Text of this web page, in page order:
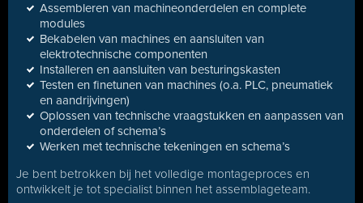
Assembleren van machineonderdelen en complete
modules
Bekabelen van machines en aansluiten van
elektrotechnische componenten
Installeren en aansluiten van besturingskasten
Testen en finetunen van machines (o.a. PLC, pneumatiek
en aandrijvingen)
Oplossen van technische vraagstukken en aanpassen van
onderdelen of schema’s
Werken met technische tekeningen en schema’s
Je bent betrokken bij het volledige montageproces en
ontwikkelt je tot specialist binnen het assemblageteam.